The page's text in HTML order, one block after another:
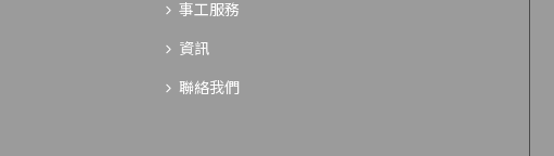
事工服務
資訊
聯絡我們